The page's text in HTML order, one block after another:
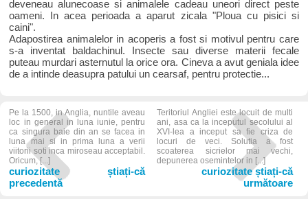
deveneau alunecoase si animalele cadeau uneori direct peste
oameni. In acea perioada a aparut zicala "Ploua cu pisici si
caini".
Adapostirea animalelor in acoperis a fost si motivul pentru care
s-a inventat baldachinul. Insecte sau diverse materii fecale
puteau murdari asternutul la orice ora. Cineva a avut geniala idee
de a intinde deasupra patului un cearsaf, pentru protectie...
Pe la 1500, in Anglia, nuntile aveau
loc in general in luna iunie, pentru
ca singura baie din an se facea in
luna mai si in prima luna a verii
viitorii soti inca miroseau acceptabil.
Oricum, [...]
curiozitate știați-că
precedentă
Teritoriul Angliei este locuit de multi
ani, asa ca la inceputul secolului al
XVI-lea a inceput sa fie criza de
locuri de veci. Solutia a fost
scoaterea sicrielor mai vechi,
depunerea osemintelor in [...]
curiozitate știați-că
următoare